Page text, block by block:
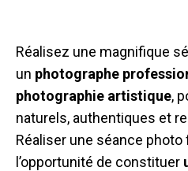
Réalisez une magnifique
un photographe
photographie artistique,
naturels, authentiques et
Réaliser une séance photo
l’opportunité de constituer